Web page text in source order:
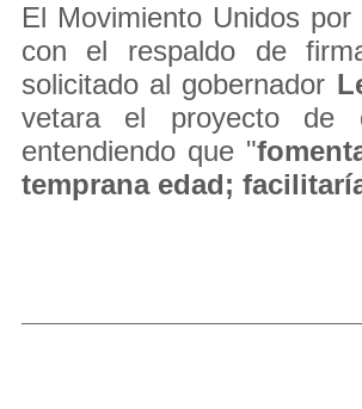
El Movimiento Unidos
con el respaldo de
solicitado al gobernador
vetara el proyecto
entendiendo que "
temprana edad;